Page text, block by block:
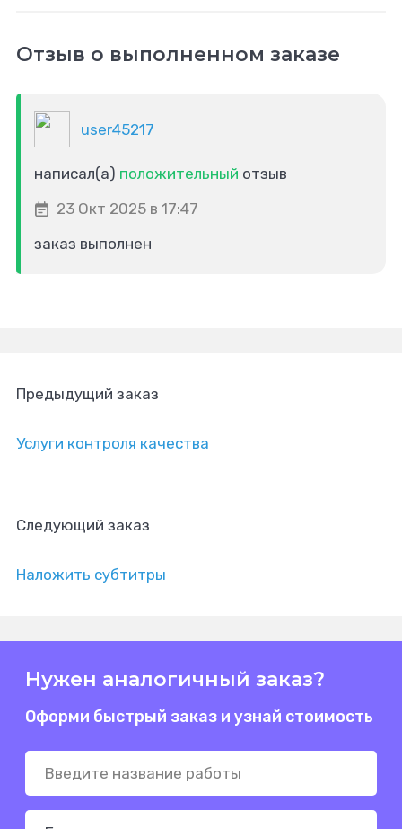
Отзыв о выполненном заказе
user45217
написал(а) положительный отзыв
23 Окт 2025 в 17:47
заказ выполнен
Предыдущий заказ
Услуги контроля качества
Следующий заказ
Наложить субтитры
Нужен аналогичный заказ?
Оформи быстрый заказ и узнай стоимость